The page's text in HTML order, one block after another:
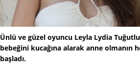
Ünlü ve güzel oyuncu Leyla Lydia
bebeğini kucağına alarak anne olmanın
başladı.